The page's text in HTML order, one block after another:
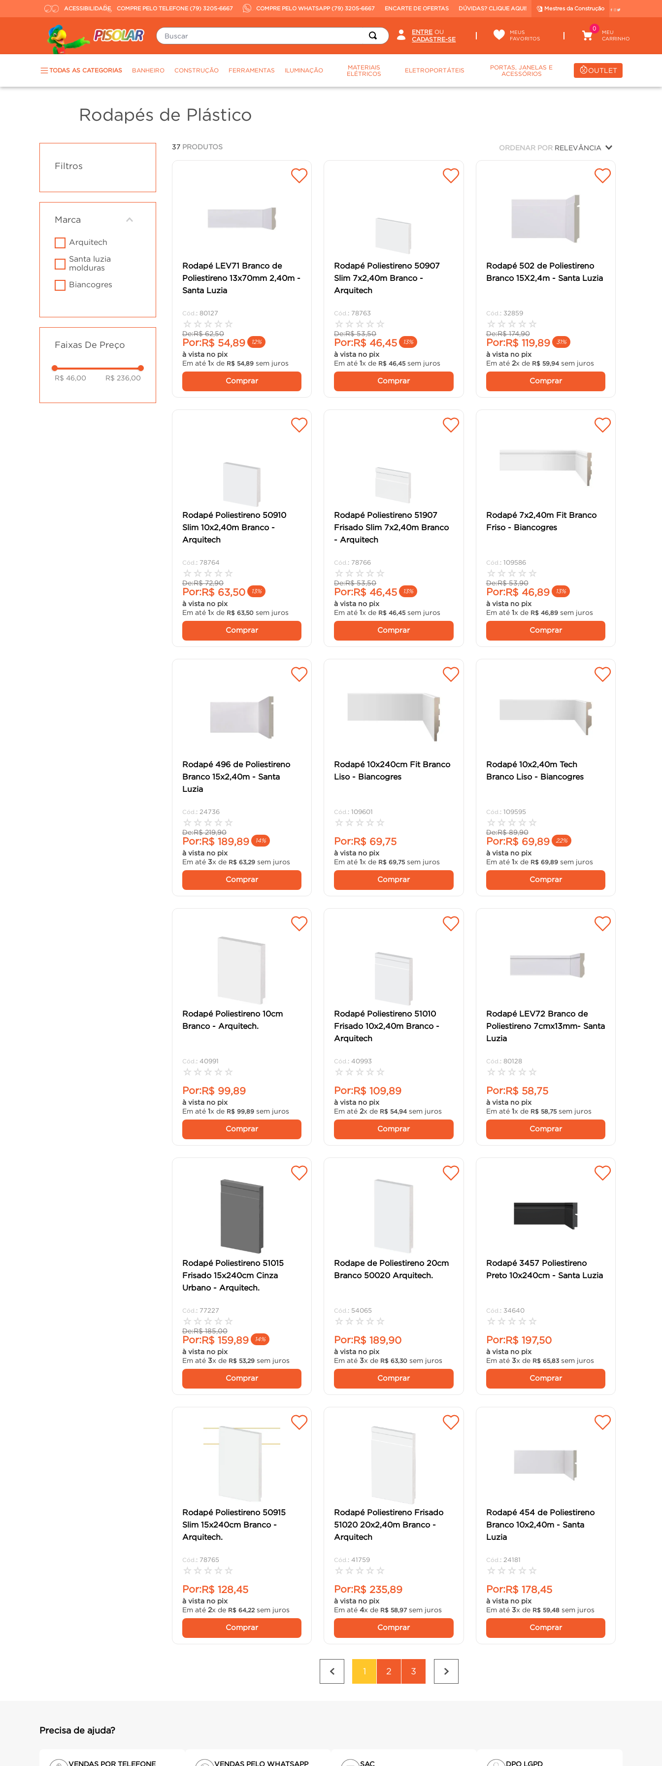
ACESSIBILIDADE COMPRE PELO TELEFONE (79) 3205-6667 COMPRE PELO WHATSAPP (79) 3205-6667 ENCARTE DE OFERTAS DÚVIDAS? CLIQUE AQUI! Mestres da Construção
Buscar OU
MEUS
FAVORITOS
0
TODAS AS CATEGORIAS BANHEIRO CONSTRUÇÃO FERRAMENTAS ILUMINAÇÃO
MATERIAIS
ELÉTRICOS
ELETROPORTÁTEIS
PORTAS, JANELAS E
ACESSÓRIOS
OUTLET
Rodapés de Plástico
Filtros
Marca
arquitech
santa luzia
molduras
biancogres
Faixas De Preço
R$ 46,00 R$ 236,00
37 PRODUTOS ORDENAR POR RELEVÂNCIA
Rodapé LEV71 Branco de
Poliestireno 13x70mm 2,40m -
Santa Luzia
: 80127
☆ ☆ ☆ ☆ ☆
De:R$ 62,50
Por:R$ 54,89 12%
à vista no pix
Em até 1x de R$ 54, 89sem juros
Comprar
Rodapé Poliestireno 50907
Slim 7x2,40m Branco -
Arquitech
: 78763
☆ ☆ ☆ ☆ ☆
De:R$ 53,50
Por:R$ 46,45 13%
à vista no pix
Em até1x de R$ 46 ,45 sem juros
Comprar
Rodapé 502 de Poliestireno
Branco 15X2,4m - Santa Luzia
: 32859
☆ ☆ ☆ ☆ ☆
De:R$ 174,90
Por:R$ 119,89 31%
à vista no pix
Em até 2x de R$ 59, 94sem juros
Comprar
Rodapé Poliestireno 50910
Slim 10x2,40m Branco -
Arquitech
: 78764
☆ ☆ ☆ ☆ ☆
De:R$ 72,90
Por:R$ 63,50 13%
à vista no pix
Em até 1x de R$ 63, 50sem juros
Comprar
Rodapé Poliestireno 51907
Frisado Slim 7x2,40m Branco
- Arquitech
: 78766
☆ ☆ ☆ ☆ ☆
De:R$ 53,50
Por:R$ 46,45 13%
à vista no pix
Em até1x de R$ 46 ,45 sem juros
Comprar
Rodapé 7x2,40m Fit Branco
Friso - Biancogres
: 109586
☆ ☆ ☆ ☆ ☆
De:R$ 53,90
Por:R$ 46,89 13%
à vista no pix
Em até 1x de R$ 46, 89sem juros
Comprar
Rodapé 496 de Poliestireno
Branco 15x2,40m - Santa
Luzia
: 24736
☆ ☆ ☆ ☆ ☆
De:R$ 219,90
Por:R$ 189,89 14%
à vista no pix
Em até 3x de R$ 63, 29sem juros
Comprar
Rodapé 10x240cm Fit Branco
Liso - Biancogres
:109601
☆ ☆ ☆ ☆ ☆
Por:R$ 69,75
à vista no pix
Em até1x de R$ 69 ,75 sem juros
Comprar
Rodapé 10x2,40m Tech
Branco Liso - Biancogres
: 109595
☆ ☆ ☆ ☆ ☆
De:R$ 89,90
Por:R$ 69,89 22%
à vista no pix
Em até 1x de R$ 69, 89sem juros
Comprar
Rodapé Poliestireno 10cm
Branco - Arquitech.
: 40991
☆ ☆ ☆ ☆ ☆
Por:R$ 99,89
à vista no pix
Em até 1x de R$ 99, 89sem juros
Comprar
Rodapé Poliestireno 51010
Frisado 10x2,40m Branco -
Arquitech
:40993
☆ ☆ ☆ ☆ ☆
Por:R$ 109,89
à vista no pix
Em até2x de R$ 54 ,94 sem juros
Comprar
Rodapé LEV72 Branco de
Poliestireno 7cmx13mm- Santa
Luzia
: 80128
☆ ☆ ☆ ☆ ☆
Por:R$ 58,75
à vista no pix
Em até 1x de R$ 58, 75sem juros
Comprar
Rodapé Poliestireno 51015
Frisado 15x240cm Cinza
Urbano - Arquitech.
: 77227
☆ ☆ ☆ ☆ ☆
De:R$ 185,00
Por:R$ 159,89 14%
à vista no pix
Em até 3x de R$ 53, 29sem juros
Comprar
Rodape de Poliestireno 20cm
Branco 50020 Arquitech.
: 54065
☆ ☆ ☆ ☆ ☆
Por:R$ 189,90
à vista no pix
Em até 3x de R$ 63 30 sem juros
Comprar
Rodapé 3457 Poliestireno
Preto 10x240cm - Santa Luzia
: 34640
☆ ☆ ☆ ☆ ☆
Por:R$ 197,50
à vista no pix
Em até 3x de R$ 65, 83sem juros
Comprar
Rodapé Poliestireno 50915
Slim 15x240cm Branco -
Arquitech.
: 78765
☆ ☆ ☆ ☆ ☆
Por:R$ 128,45
à vista no pix
Em até 2x de R$ 64, 22sem juros
Comprar
Rodapé Poliestireno Frisado
51020 20x2,40m Branco -
Arquitech
:41759
☆ ☆ ☆ ☆ ☆
Por:R$ 235,89
à vista no pix
Em até4x de R$ 58 ,97 sem juros
Comprar
Rodapé 454 de Poliestireno
Branco 10x2,40m - Santa
Luzia
: 24181
☆ ☆ ☆ ☆ ☆
Por:R$ 178,45
à vista no pix
Em até 3x de R$ 59, 48sem juros
Comprar
1 2 3
Precisa de ajuda?
VENDAS POR TELEFONE VENDAS PELO WHATSAPP SAC DPO LGPD
revestimento
6º chuveiro
9º